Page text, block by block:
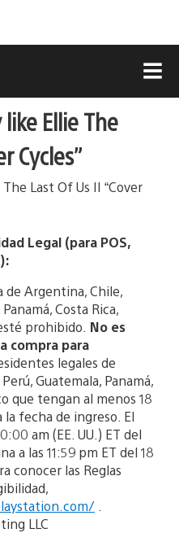
Ellie The
Cycles”
Legal (para POS,
de Argentina, Chile,
Costa Rica,
prohibido. No es
compra para
legales de
Guatemala, Panamá,
que tengan al menos 18
la fecha de ingreso. El
am (EE. UU.) ET del
a las 11:59 pm ET del 18
conocer las Reglas
LLC